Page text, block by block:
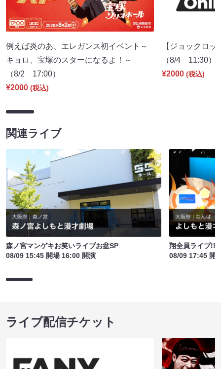
例えば炎のあ、エレガンス初イベント～
キョロ、宝塚のスターになるよ！～
（8/2 17:00）
¥2000 (税込)
【ジョックロ
（8/4 11:30）
¥2000 (税込)
関連ライブ
森ノ宮マンゲキお笑いライブお盆SP
08/09 15:45 開場 16:00 開演
翔全員ライブ!!!
08/09 17:45 開
ライブ配信チケット